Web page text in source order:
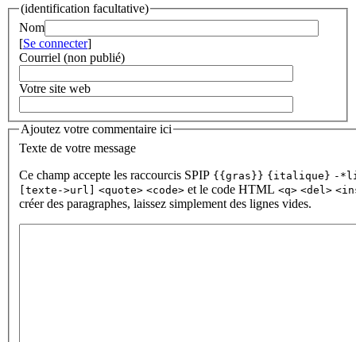
(identification facultative)
Nom
[Se connecter]
Courriel (non publié)
Votre site web
Ajoutez votre commentaire ici
Texte de votre message
Ce champ accepte les raccourcis SPIP {{gras}} {italique} -
[texte->url]
<quote> <code> et le code HTML <q> <del>
créer des paragraphes, laissez simplement des lignes vides.